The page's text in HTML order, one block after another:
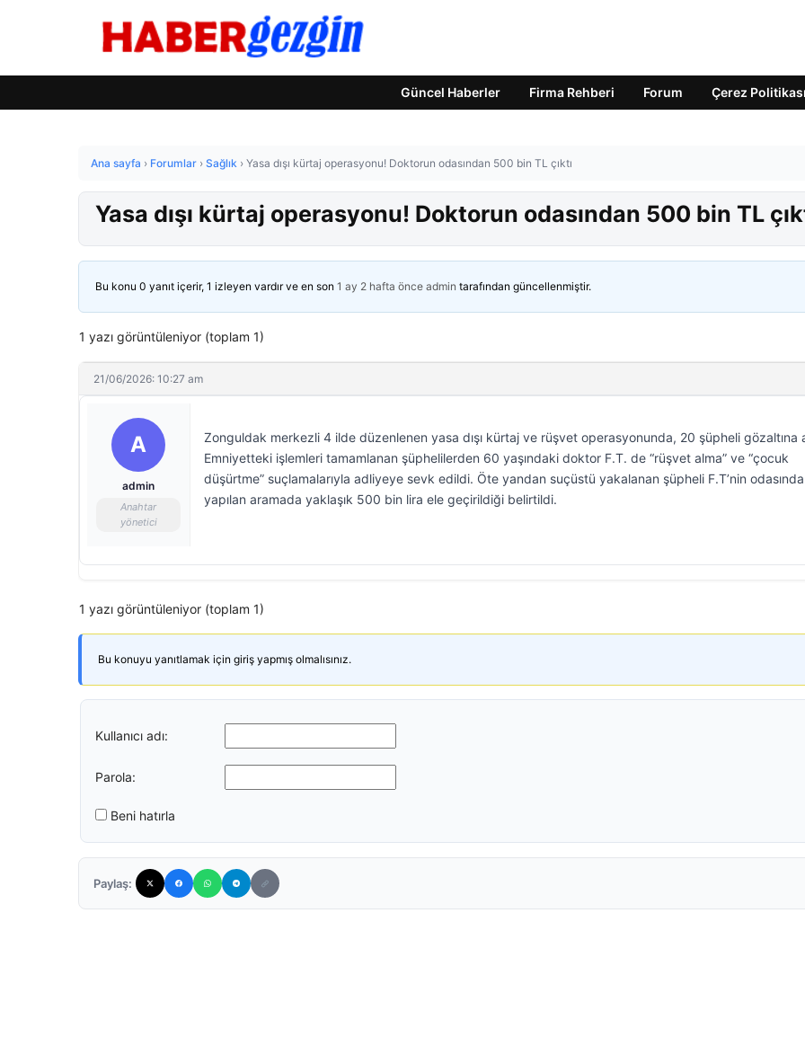
Güncel Haberler Firma Rehberi Forum Çerez Politikası
Ana sayfa › Forumlar › Sağlık › Yasa dışı kürtaj operasyonu! Doktorun odasından 500 bin TL çıktı
Yasa dışı kürtaj operasyonu! Doktorun odasından 500 bin TL
Bu konu 0 yanıt içerir, 1 izleyen vardır ve en son 1 ay 2 hafta önce admin tarafından güncellenmiştir.
1 yazı görüntüleniyor (toplam 1)
21/06/2026: 10:27 am
A
admin
Anahtar
yönetici
Zonguldak merkezli 4 ilde düzenlenen yasa dışı kürtaj ve rüşvet operasyonunda, 20 şüpheli gözaltına
Emniyetteki işlemleri tamamlanan şüphelilerden 60 yaşındaki doktor F.T. de “rüşvet alma” ve “çocuk
düşürtme” suçlamalarıyla adliyeye sevk edildi. Öte yandan suçüstü yakalanan şüpheli F.T’nin odasında
yapılan aramada yaklaşık 500 bin lira ele geçirildiği belirtildi.
1 yazı görüntüleniyor (toplam 1)
Bu konuyu yanıtlamak için giriş yapmış olmalısınız.
Kullanıcı adı:
Parola:
Beni hatırla
Paylaş: